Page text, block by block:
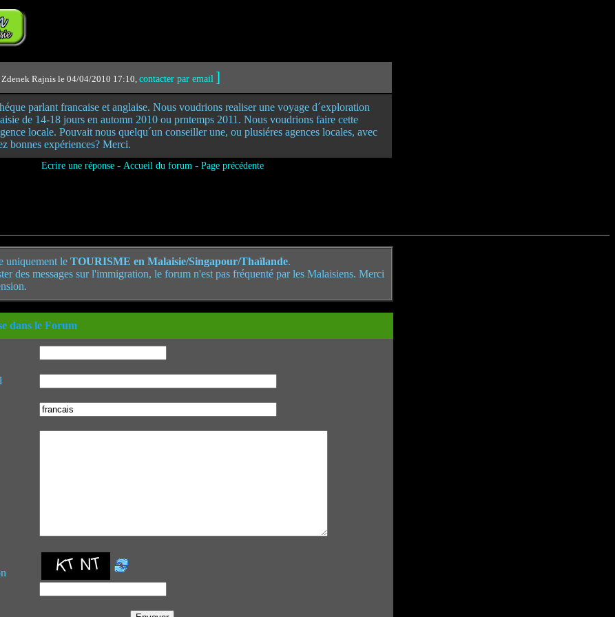
Zdenek Rajnis le 04/04/2010 17:10, contacter par email ]
parlant francaise et anglaise. Nous voudrions realiser une voyage d´exploration
de 14-18 jours en automn 2010 ou prntemps 2011. Nous voudrions faire cette
locale. Pouvait nous quelqu´un conseiller une, ou plusiéres agences locales, avec
bonnes expériences? Merci.
Ecrire une réponse- Accueil du forum - Page précédente
uniquement le TOURISME en Malaisie/Singapour/Thaïlande.
des messages sur l'immigration, le forum n'est pas fréquenté par les Malaisiens. Merci
dans le Forum